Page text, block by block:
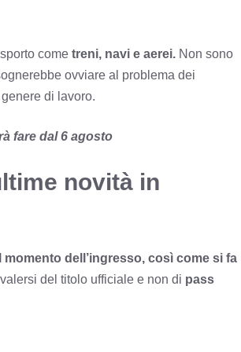
come treni, navi e aerei. Non sono
ovviare al problema dei
di lavoro.
fare dal 6 agosto
novità in
momento dell’ingresso, così come si fa
del titolo ufficiale e non di pass